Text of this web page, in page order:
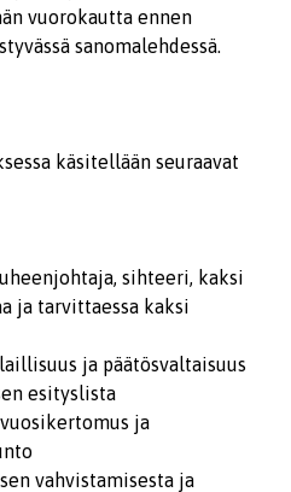
vuorokautta ennen
sanomalehdessä.
käsitellään seuraavat
sihteeri, kaksi
ja tarvittaessa kaksi
ja päätösvaltaisuus
esityslista
ja
vahvistamisesta ja